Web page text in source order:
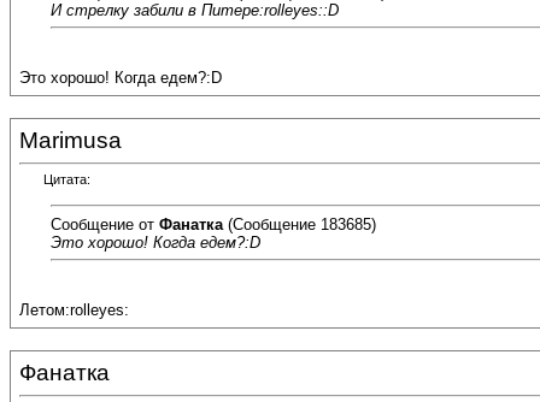
И стрелку забили в Питере:rolleyes::D
Это хорошо! Когда едем?:D
Marimusa
Цитата:
Сообщение от Фанатка (Сообщение 183685)
Это хорошо! Когда едем?:D
Летом:rolleyes:
Фанатка